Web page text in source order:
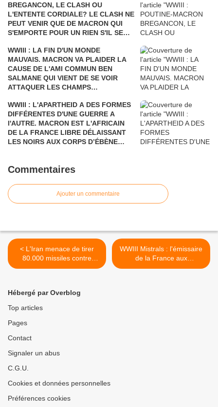
BREGANCON, LE CLASH OU
L'ENTENTE CORDIALE? LE CLASH NE
PEUT VENIR QUE DE MACRON QUI
S'EMPORTE POUR UN RIEN S'IL SE
ÉTÉ SARKOZY!
WWIII : LA FIN D'UN MONDE
MAUVAIS. MACRON VA PLAIDER LA
CAUSE DE L'AMI COMMUN BEN
SALMANE QUI VIENT DE SE VOIR
ATTAQUER LES CHAMPS
ET D'ARAMCO PAR LE YÉMEN Où LA
FRANCE BOMBARDE LES ENFANTS
ET LES CIVILS, AU PRÉSIDENT DE
TOUTES LES RUSSIES.
WWIII : L'APARTHEID A DES FORMES
DIFFÉRENTES D'UNE GUERRE A
l'AUTRE. MACRON EST L'AFRICAIN
DE LA FRANCE LIBRE DÉLAISSANT
LES NOIRS AUX CORPS D’ÉBÈNE
DÉBARQUEMENT DE PROVENCE. UN
GOUMIERS, SPAHIS ET TIRAILLEURS
QUI N’ÉTAIENT PAS REPRÉSENTÉS.
Commentaires
Ajouter un commentaire
< L'Iran menace de tirer
80.000 missiles contre
Israël
WWIII Mistrals : l'émissaire
de la France aux
négociations incapable de
Hébergé par Overblog
Top articles
Pages
Contact
Signaler un abus
C.G.U.
Cookies et données personnelles
Préférences cookies